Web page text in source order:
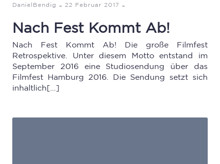
DanielBendig - 22 Februar 2017 -
Nach Fest Kommt Ab!
Nach Fest Kommt Ab! Die große Filmfest
Retrospektive. Unter diesem Motto entstand im
September 2016 eine Studiosendung über das
Filmfest Hamburg 2016. Die Sendung setzt sich
inhaltlich[…]